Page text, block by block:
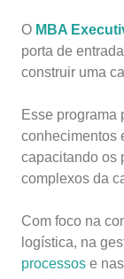
O MBA
porta de
construir uma
Esse programa
conhecimentos
capacitando os
complexos da
Com foco na
logística, na
processos e